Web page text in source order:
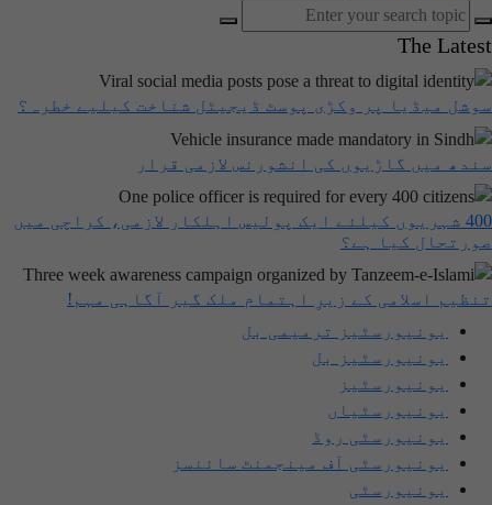
The Latest
سوشل میڈیا پر وکڑی پوسٹ ڈیجیٹل شناخت کیلیے خطرہ؟
سندھ میں گاڑیوں کی انشورنس لازمی قرار
400 شہریوں کیلئے ایک پولیس اہلکار لازمی، کراچی میں
صورتحال کیا ہے؟
تنظیم اسلامی کے زیرِ اہتمام ملک گیر آگاہی مہم!
یونیورسٹیز ترمیمی بل
یونیورسٹیز بل
یونیورسٹیز
یونیورسٹیاں
یونیورسٹی روڈ
یونیورسٹی آف مینجمنٹ سائنسز
یونیورسٹی